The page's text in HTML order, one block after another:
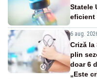
Statele
eficient
6 aug.
Criză
plin
doar 6
„Este